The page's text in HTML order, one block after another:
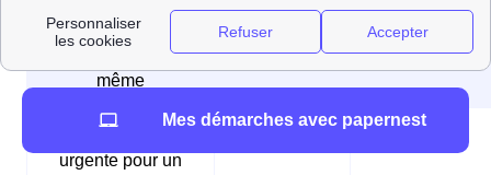
compteur Linky,
réalisée le jour
même
61,25€ Le jour même
urgente pour un
Mes démarches avec papernest